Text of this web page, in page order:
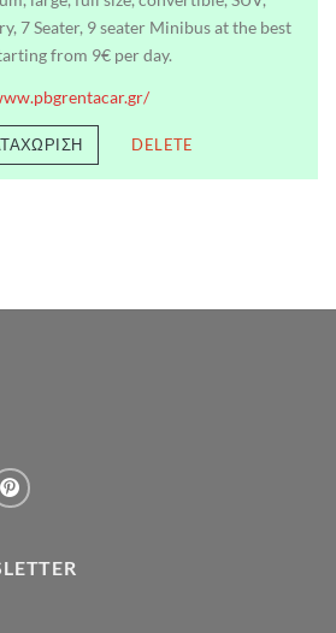
7 Seater, 9 seater Minibus at the best
from 9€ per day.
DELETE